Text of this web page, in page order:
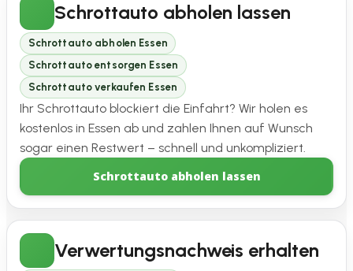
Schrottauto abholen lassen
Schrottauto abholen Essen
Schrottauto entsorgen Essen
Schrottauto verkaufen Essen
Ihr Schrottauto blockiert die Einfahrt? Wir holen es
kostenlos in Essen ab und zahlen Ihnen auf Wunsch
sogar einen Restwert – schnell und unkompliziert.
Schrottauto abholen lassen
Verwertungsnachweis erhalten